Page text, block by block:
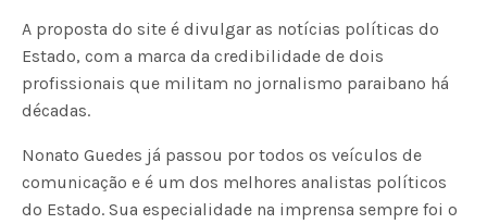
A proposta do site é divulgar as notícias políticas do
Estado, com a marca da credibilidade de dois
profissionais que militam no jornalismo paraibano há
décadas.
Nonato Guedes já passou por todos os veículos de
comunicação e é um dos melhores analistas políticos
do Estado. Sua especialidade na imprensa sempre foi o